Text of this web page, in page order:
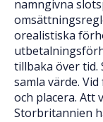
namngivna
orealistiska
tillbaka över
samla värde.
och placera. Att
Storbritannien